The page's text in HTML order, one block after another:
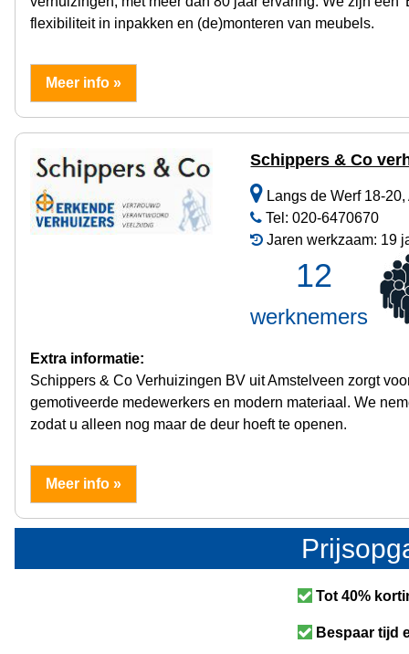
flexibiliteit in inpakken en (de)monteren van meubels.
Meer info »
Schippers & Co
Langs de Werf 18-
Tel: 020-6470670
Jaren werkzaam: 19
12
werknemers
Extra informatie:
Schippers & Co Verhuizingen BV uit Amstelveen zorgt
gemotiveerde medewerkers en modern materiaal. We
zodat u alleen nog maar de deur hoeft te openen.
Meer info »
Tot 40%
Bespaar tijd